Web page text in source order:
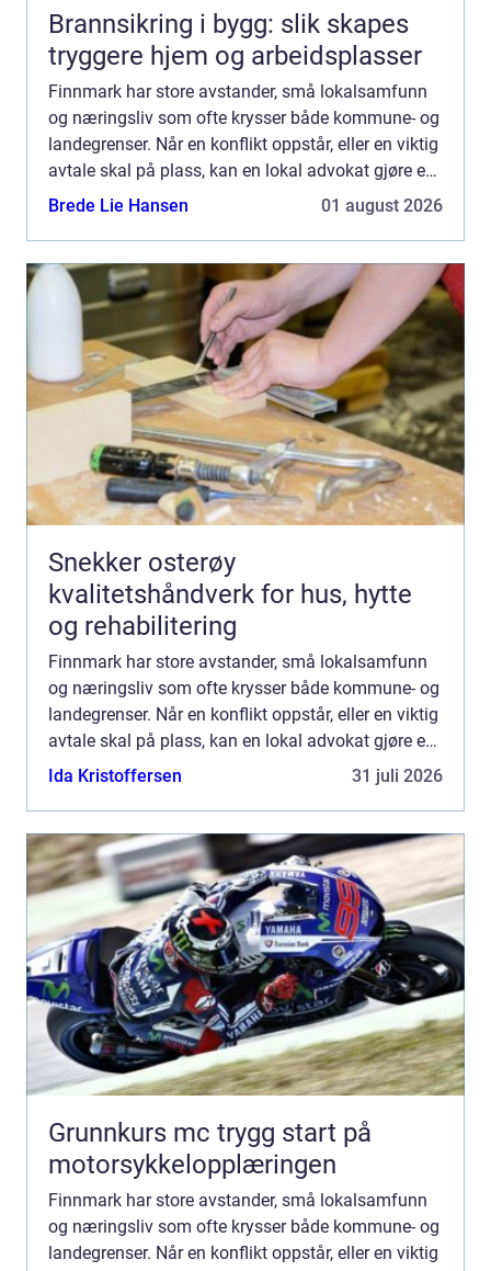
Brannsikring i bygg: slik skapes
tryggere hjem og arbeidsplasser
Finnmark har store avstander, små lokalsamfunn
og næringsliv som ofte krysser både kommune- og
landegrenser. Når en konflikt oppstår, eller en viktig
avtale skal på plass, kan en lokal advokat gjøre en
stor forskjell. Mange lurer på hvordan de skal g...
Brede Lie Hansen 01 august 2026
Snekker osterøy
kvalitetshåndverk for hus, hytte
og rehabilitering
Finnmark har store avstander, små lokalsamfunn
og næringsliv som ofte krysser både kommune- og
landegrenser. Når en konflikt oppstår, eller en viktig
avtale skal på plass, kan en lokal advokat gjøre en
stor forskjell. Mange lurer på hvordan de skal g...
Ida Kristoffersen 31 juli 2026
Grunnkurs mc trygg start på
motorsykkelopplæringen
Finnmark har store avstander, små lokalsamfunn
og næringsliv som ofte krysser både kommune- og
landegrenser. Når en konflikt oppstår, eller en viktig